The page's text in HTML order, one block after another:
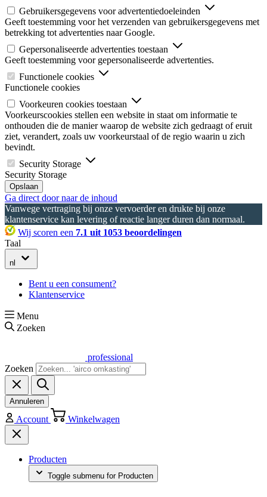
Gebruikersgegevens voor advertentiedoeleinden
Geeft toestemming voor het verzenden van gebruikersgegevens met
betrekking tot advertenties naar Google.
Gepersonaliseerde advertenties toestaan
Geeft toestemming voor gepersonaliseerde advertenties.
Functionele cookies
Functionele cookies
Voorkeuren cookies toestaan
Voorkeurscookies stellen een website in staat om informatie te
onthouden die de manier waarop de website zich gedraagt of eruit
ziet, verandert, zoals uw voorkeurstaal of de regio waarin u zich
bevindt.
Security Storage
Security Storage
Opslaan
Ga direct door naar de inhoud
Vanwege vertraging bij onze vervoerder en drukte bij onze
klantenservice kan levering of reactie langer duren dan normaal.
Wij scoren een 7.1 uit 1053 beoordelingen
Taal
nl
Bent u een consument?
Klantenservice
Menu
Zoeken
professional
Zoeken
Annuleren
Account Winkelwagen
Producten
Toggle submenu for Producten